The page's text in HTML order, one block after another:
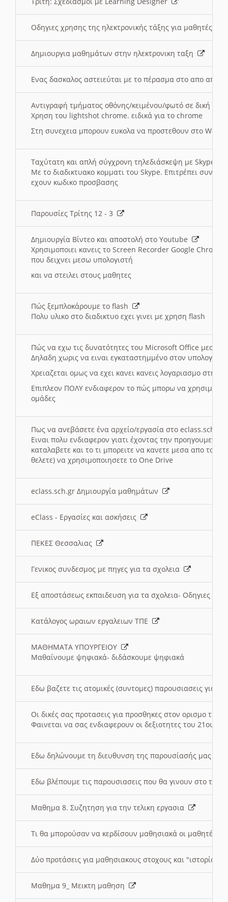
Οδηγιες χρησης της ηλεκτρονικής τάξης για μαθητές
Δημιουργια μαθημάτων στην ηλεκτρονικη ταξη
Ενας δασκαλος αστειεύται με το πέρασμα στο απο
Αντιγραφή τμήματος οθόνης/κειμένου/φωτό σε δική
Χρηση του lightshot chrome. ειδικά για το chrome
Στη συνεχεια μπορουν ευκολα να προστεθουν στο Word
Ταχύτατη και απλή σύγχρονη τηλεδιάσκεψη με Skype
Με το διαδικτυακο κομματι του Skype. Επιτρέπει
εχουν κωδικο προσβασης
Παρουσίες Τρίτης 12 - 3
Δημιουργία Βίντεο και αποστολή στο Youtube
Χρησιμοποιει κανεις το Screen Recorder Google Chrome
που δειχνει μεσω υπολογιστή
και να στειλει στους μαθητες
Πώς ξεμπλοκάρουμε το flash
Πολυ υλικο στο διαδικτυο εχει γινει με χρηση flash
Πώς να εχω τις δυνατότητες του Microsoft Office μεσω
Δηλαδη χωρις να ειναι εγκαταστημμένο στον
Χρειαζεται ομως να εχει κανει κανεις λογαριασμο στη
Επιπλεον ΠΟΛΥ ενδιαφερον το πώς μπορω να
ομάδες
Πως να ανεβάσετε ένα αρχείο/εργασία στο eclass.sch.gr
Ειναι πολυ ενδιαφερον γιατι έχοντας την
καταλαβετε και το τι μπορειτε να κανετε μεσα απο το
θελετε) να χρησιμοποιησετε το One Drive
eclass.sch.gr Δημιουργία μαθημάτων
eClass - Εργασίες και ασκήσεις
ΠΕΚΕΣ Θεσσαλιας
Γενικος συνδεσμος με πηγες για τα σχολεια
Εξ αποστάσεως εκπαιδευση για τα σχολεια- Οδηγιες
Κατάλογος ωραιων εργαλειων ΤΠΕ
ΜΑΘΗΜΑΤΑ ΥΠΟΥΡΓΕΙΟΥ
Μαθαίνουμε ψηφιακά- διδάσκουμε ψηφιακά
Εδω βαζετε τις ατομικές (συντομες) παρουσιασεις για
Οι δικές σας προτασεις για προσθηκες στον ορισμο
Φαινεται να σας ενδιαφερουν οι δεξιοτητες του 21ου
Εδω δηλώνουμε τη διευθυνση της παρουσίασής μας
Εδω βλέπουμε τις παρουσιασεις που θα γινουν στο
Μαθημα 8. Συζητηση για την τελικη εργασια
Τι θα μπορούσαν να κερδίσουν μαθησιακά οι μαθητές/
Δύο προτάσεις για μαθησιακους στοχους και "ιστορία"
Μαθημα 9_ Μεικτη μαθηση